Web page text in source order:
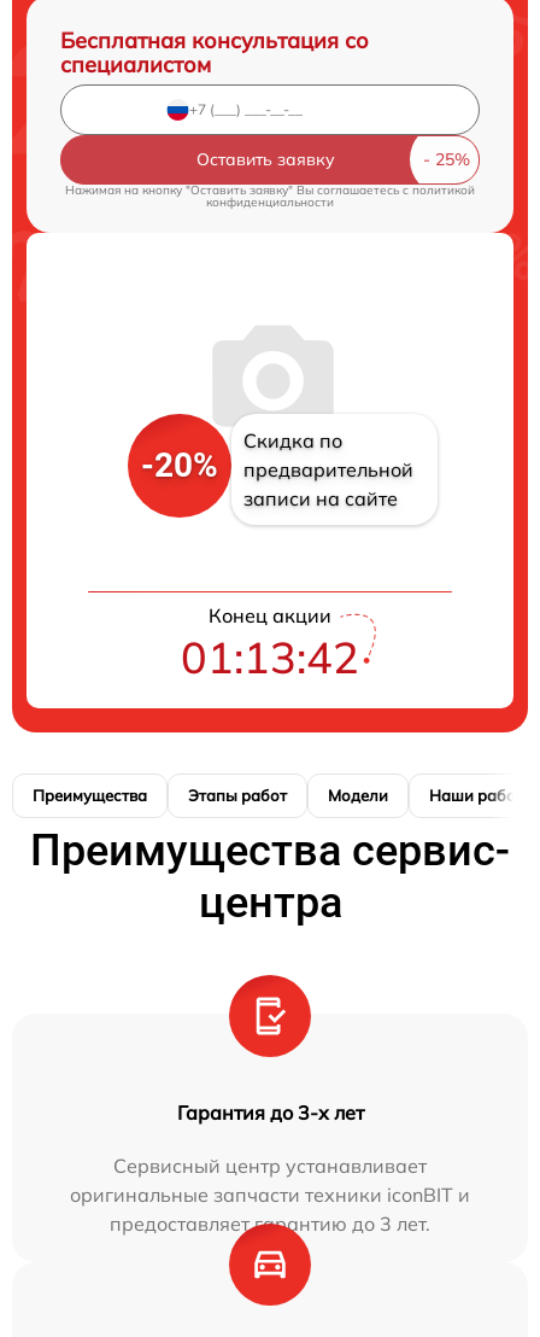
Бесплатная консультация со
специалистом
Оставить заявку
Нажимая на кнопку "Оставить заявку" Вы соглашаетесь cполитикой
конфиденциальности
-20%
Скидка по
предварительной
записи на сайте
Конец акции
01:13:41
Преимущества Этапы работ Модели Наши работы
Преимущества сервис-
центра
Гарантия до 3-х лет
Сервисный центр устанавливает
оригинальные запчасти техники iconBIT и
предоставляет гарантию до 3 лет.